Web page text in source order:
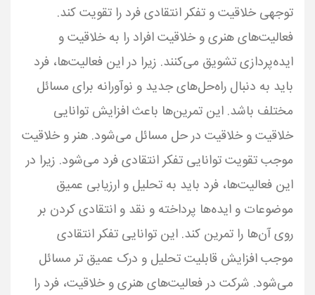
توجهی خلاقیت و تفکر انتقادی فرد را تقویت کند.
فعالیت‌های هنری و خلاقیت افراد را به خلاقیت و
ایده‌پردازی تشویق می‌کنند. زیرا در این فعالیت‌ها، فرد
باید به دنبال راه‌حل‌های جدید و نوآورانه برای مسائل
مختلف باشد. این تمرین‌ها باعث افزایش توانایی
خلاقیت و خلاقیت در حل مسائل می‌شود. هنر و خلاقیت
موجب تقویت توانایی تفکر انتقادی فرد می‌شود. زیرا در
این فعالیت‌ها، فرد باید به تحلیل و ارزیابی عمیق
موضوعات و ایده‌ها پرداخته و نقد و انتقادی کردن بر
روی آن‌ها را تمرین کند. این توانایی تفکر انتقادی
موجب افزایش قابلیت تحلیل و درک عمیق تر مسائل
می‌شود. شرکت در فعالیت‌های هنری و خلاقیت، فرد را